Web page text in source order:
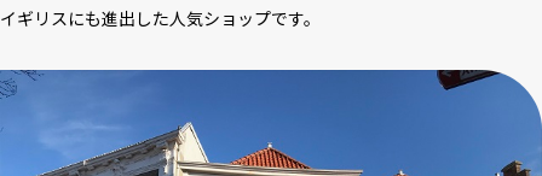
イギリスにも進出した人気ショップです。